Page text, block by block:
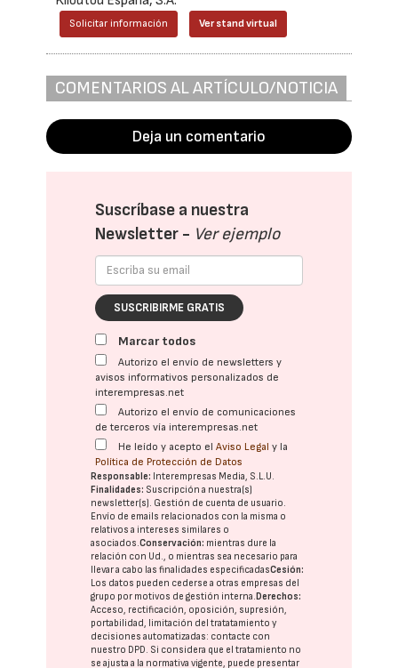
Solicitar información Ver stand virtual
COMENTARIOS AL ARTÍCULO/NOTICIA
Deja un comentario
Suscríbase a nuestra
Newsletter - Ver ejemplo
SUSCRIBIRME GRATIS
Marcar todos
Autorizo el envío de newsletters y
avisos informativos personalizados de
interempresas.net
Autorizo el envío de comunicaciones
de terceros vía interempresas.net
He leído y acepto elAviso Legal y la
Política de Protección de Datos
Responsable: Interempresas Media, S.L.U.
Finalidades: Suscripción a nuestra(s)
newsletter(s). Gestión de cuenta de usuario.
Envío de emails relacionados con la misma o
relativos a intereses similares o
asociados.Conservación: mientras dure la
relación con Ud., o mientras sea necesario para
llevar a cabo las finalidades especificadasCesión:
Los datos pueden cederse a otras empresas del
grupo por motivos de gestión interna.Derechos:
Acceso, rectificación, oposición, supresión,
portabilidad, limitación del tratatamiento y
decisiones automatizadas: contacte con
nuestro DPD . Si considera que el tratamiento no
se ajusta a la normativa vigente, puede presentar